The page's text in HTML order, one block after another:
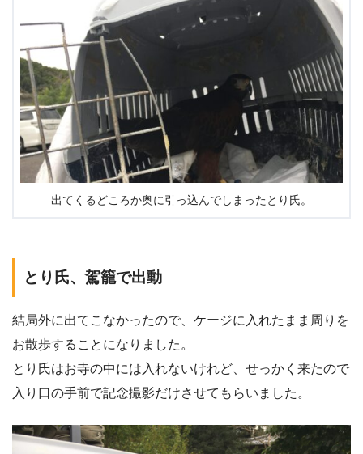
出てくるどころか奥に引っ込んでしまったとり氏。
とり氏、駕籠で出動
結局外に出てこなかったので、ケージに入れたまま周りを
お散歩することになりました。
とり氏はお寺の中には入れないけれど、せっかく来たので
入り口の手前で記念撮影だけさせてもらいました。